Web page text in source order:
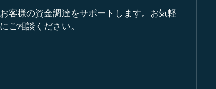
お客様の資金調達をサポートします。お気軽
にご相談ください。